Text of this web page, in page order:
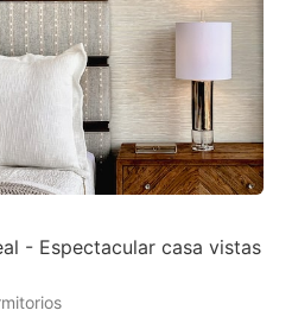
- Espectacular casa vistas